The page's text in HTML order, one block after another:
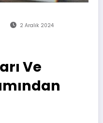
2 Aralık 2024
Ve